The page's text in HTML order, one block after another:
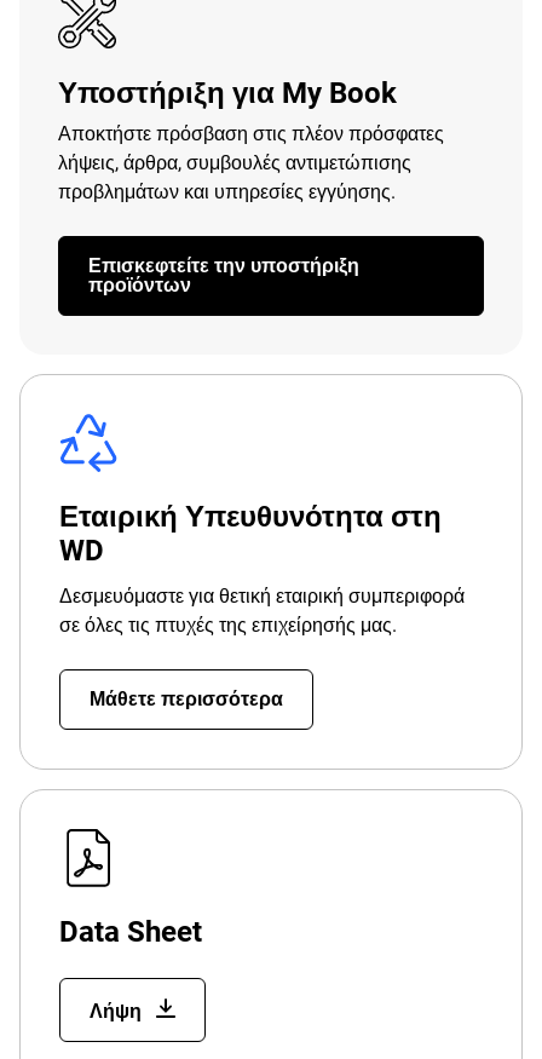
Υποστήριξη για My Book
Αποκτήστε πρόσβαση στις πλέον πρόσφατες
λήψεις, άρθρα, συμβουλές αντιμετώπισης
προβλημάτων και υπηρεσίες εγγύησης.
Επισκεφτείτε την υποστήριξη
προϊόντων
Εταιρική Υπευθυνότητα στη
WD
Δεσμευόμαστε για θετική εταιρική συμπεριφορά
σε όλες τις πτυχές της επιχείρησής μας.
Μάθετε περισσότερα
Data Sheet
Λήψη